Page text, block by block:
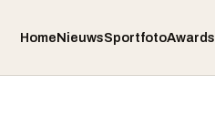
HomeNieuwsSportfotoAwards